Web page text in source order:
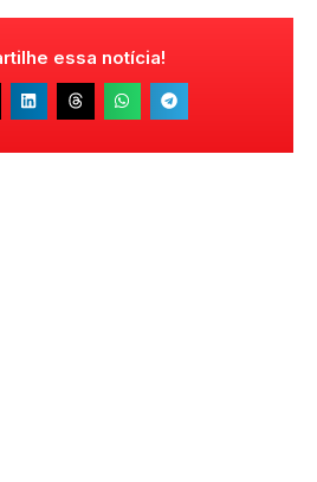
essa notícia!